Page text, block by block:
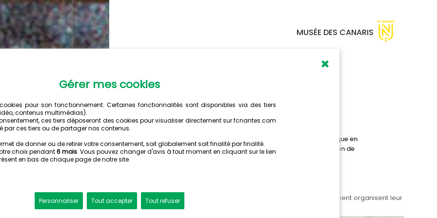
MUSÉE DES CANARIS
NANTES-LORIENT,
PREMIÈRE !
HISTOIRE ET PATRIMOINE RACONTE...
Quand les Canaris nantais abordent la 1ère rencontre historique en
Division 1 face aux Merlus lorientais, c’est avec une composition de
Rencontre historique car ce 19 septembre 1998, Nantes et Lorient organisent leur
1er derby dans le championnat de France professionnel.
×